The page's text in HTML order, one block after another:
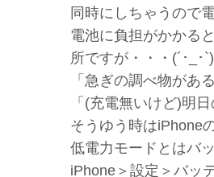
同時にしちゃうので
電池に負担がかかる
所ですが・・・(´･_･`)
「急ぎの調べ物があ
「(充電無いけど)明
そうゆう時はiPhone
低電力モードとはバ
iPhone＞設定＞バッ